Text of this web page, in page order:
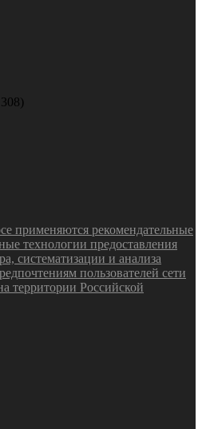
применяются рекомендательные
технологии предоставления
систематизации и анализа
пользователей сети
территории Российской